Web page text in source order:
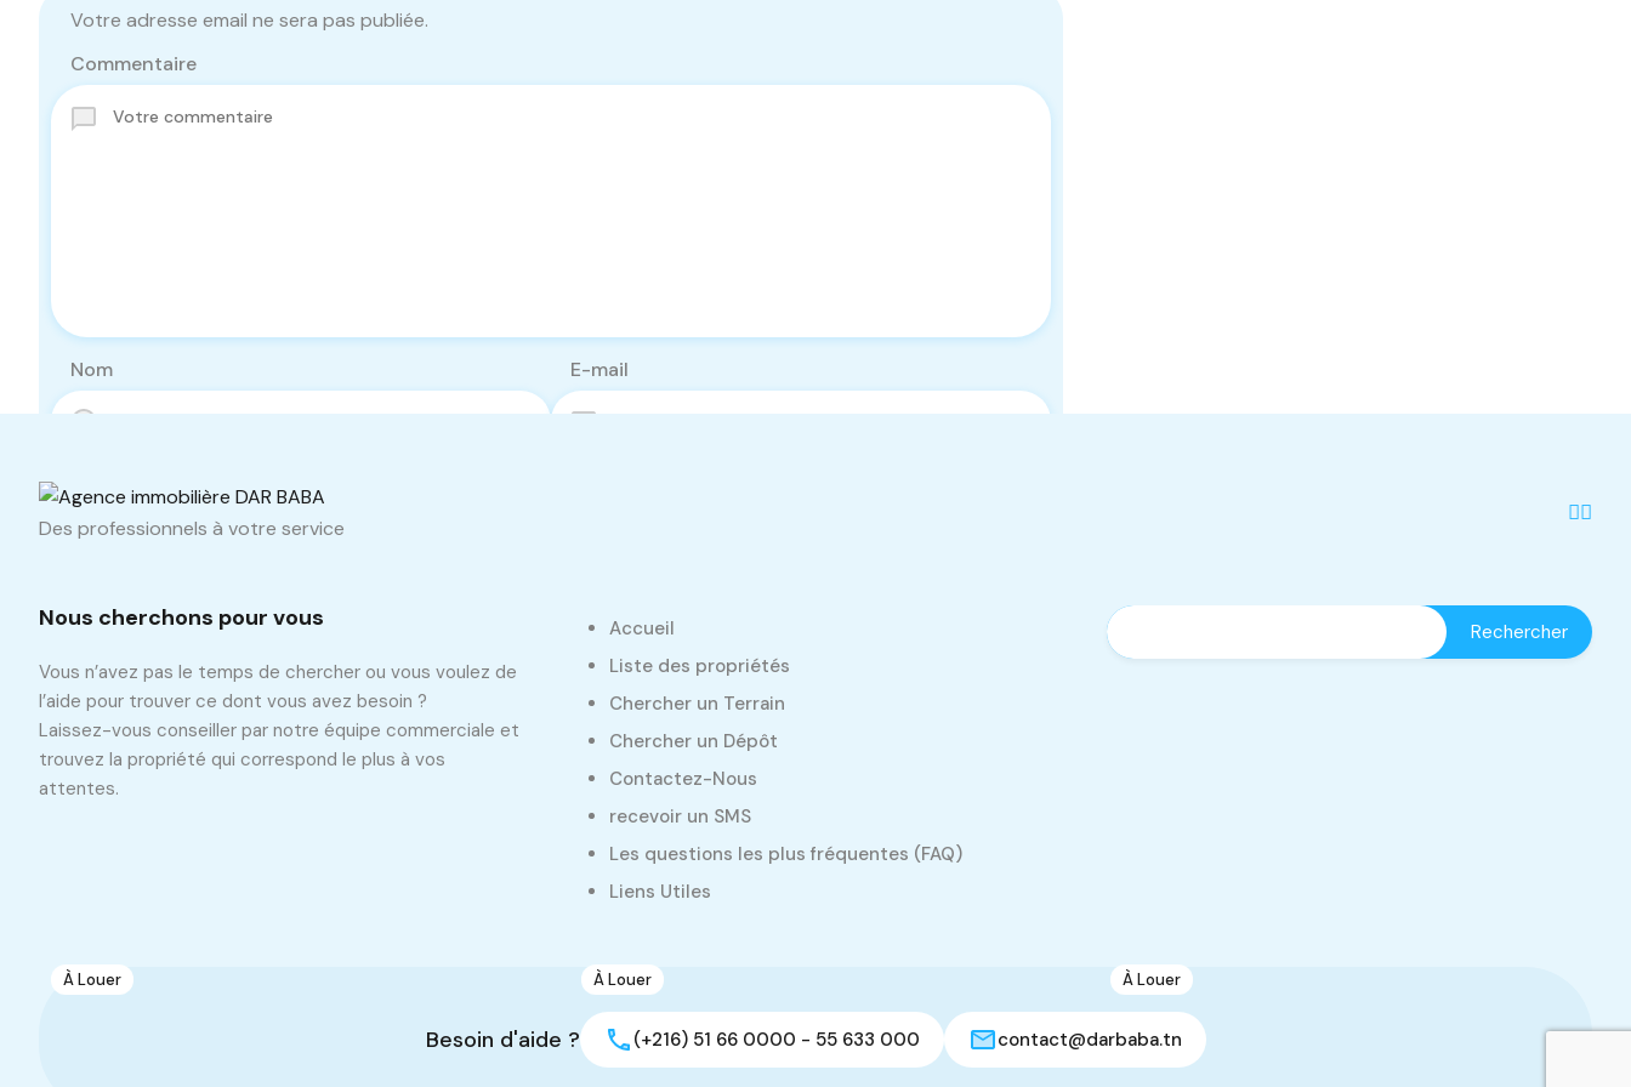
Votre adresse email ne sera pas publiée.
Commentaire
Nom E-mail
Même Statut (Vente/Location)
À Louer À Louer
Dépôt de 180 m2
Oued Ellil, Manouba
À Louer
Spacieuse Villa S+3
Manouba, Tunisie
Des professionnels à votre service
Nous cherchons pour vous
Vous n’avez pas le temps de chercher ou vous voulez de
l’aide pour trouver ce dont vous avez besoin ?
Laissez-vous conseiller par notre équipe commerciale et
trouvez la propriété qui correspond le plus à vos
attentes.
Accueil
Liste des propriétés
Chercher un Terrain
Chercher un Dépôt
Contactez-Nous
recevoir un SMS
Les questions les plus fréquentes (FAQ)
Liens Utiles
Besoin d'aide ? (+216) 51 66 0000 - 55 633 000 contact@darbaba.tn